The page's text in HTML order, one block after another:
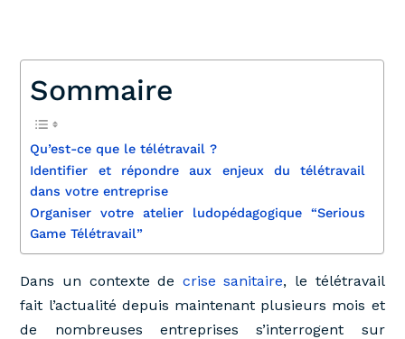
Sommaire
Qu’est-ce que le télétravail ?
Identifier et répondre aux enjeux du télétravail
dans votre entreprise
Organiser votre atelier ludopédagogique “Serious
Game Télétravail”
Dans un contexte de crise sanitaire, le télétravail
fait l’actualité depuis maintenant plusieurs mois et
de nombreuses entreprises s’interrogent sur